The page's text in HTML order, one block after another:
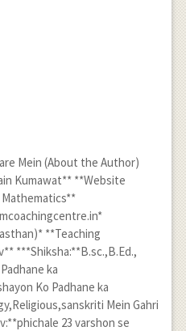
Mein (About the Author)
Kumawat** **Website
Mathematics**
**Teaching
***Shiksha:**B.sc.,B.Ed.,
ka
Ko Padhane ka
Mein Gahri
23 varshon se